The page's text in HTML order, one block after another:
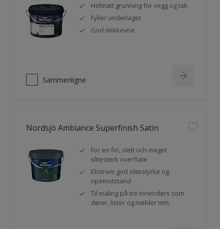
Helmatt grunning for vegg og tak
Fyller underlaget
God dekkevne
Sammenligne
Nordsjö Ambiance Superfinish Satin
For en fin, slett och meget
slitesterk overflate
Ekstrem god slitestyrke og
ripemotstand
Til maling på tre innendørs som
dører, lister og møbler mm.